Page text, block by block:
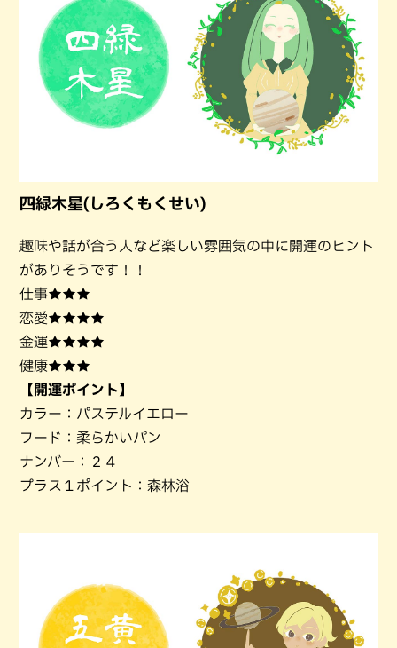
四緑木星(しろくもくせい)
趣味や話が合う人など楽しい雰囲気の中に開運のヒント
がありそうです！！
仕事★★★
恋愛★★★★
金運★★★★
健康★★★
【開運ポイント】
カラー：パステルイエロー
フード：柔らかいパン
ナンバー：２４
プラス１ポイント：森林浴